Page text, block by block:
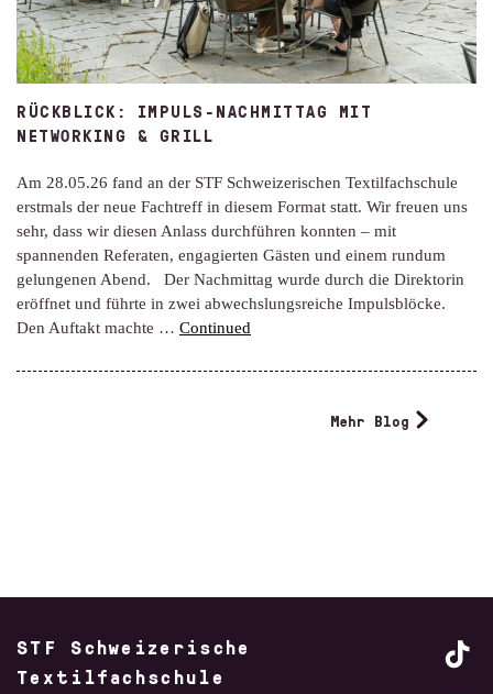
RÜCKBLICK: IMPULS-NACHMITTAG MIT
NETWORKING & GRILL
Am 28.05.26 fand an der STF Schweizerischen Textilfachschule
erstmals der neue Fachtreff in diesem Format statt. Wir freuen uns
sehr, dass wir diesen Anlass durchführen konnten – mit
spannenden Referaten, engagierten Gästen und einem rundum
gelungenen Abend. Der Nachmittag wurde durch die Direktorin
eröffnet und führte in zwei abwechslungsreiche Impulsblöcke.
Den Auftakt machte … Continued
Mehr Blog
STF Schweizerische
Textilfachschule